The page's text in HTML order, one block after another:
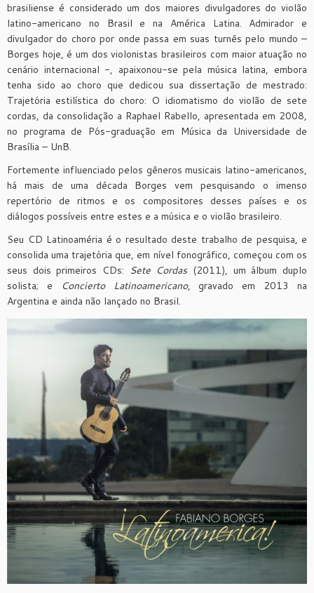
brasiliense é considerado um dos maiores divulgadores do violão
latino-americano no Brasil e na América Latina. Admirador e
divulgador do choro por onde passa em suas turnês pelo mundo –
Borges hoje, é um dos violonistas brasileiros com maior atuação no
cenário internacional -, apaixonou-se pela música latina, embora
tenha sido ao choro que dedicou sua dissertação de mestrado:
Trajetória estilística do choro: O idiomatismo do violão de sete
cordas, da consolidação a Raphael Rabello, apresentada em 2008,
no programa de Pós-graduação em Música da Universidade de
Brasília – UnB.
Fortemente influenciado pelos gêneros musicais latino-americanos,
há mais de uma década Borges vem pesquisando o imenso
repertório de ritmos e os compositores desses países e os
diálogos possíveis entre estes e a música e o violão brasileiro.
Seu CD Latinoaméria é o resultado deste trabalho de pesquisa, e
consolida uma trajetória que, em nível fonográfico, começou com os
seus dois primeiros CDs: Sete Cordas (2011), um álbum duplo
solista; e
Concierto Latinoamericano, gravado em 2013 na
Argentina e ainda não lançado no Brasil.